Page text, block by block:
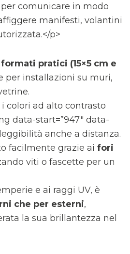
comunicare in modo
manifesti, volantini
p>
pratici (15×5 cm e
per installazioni su muri,
colori ad alto contrasto
data-start=”947″ data-
anche a distanza.
facilmente grazie ai fori
viti o fascette per un
e ai raggi UV, è
che per esterni,
la sua brillantezza nel